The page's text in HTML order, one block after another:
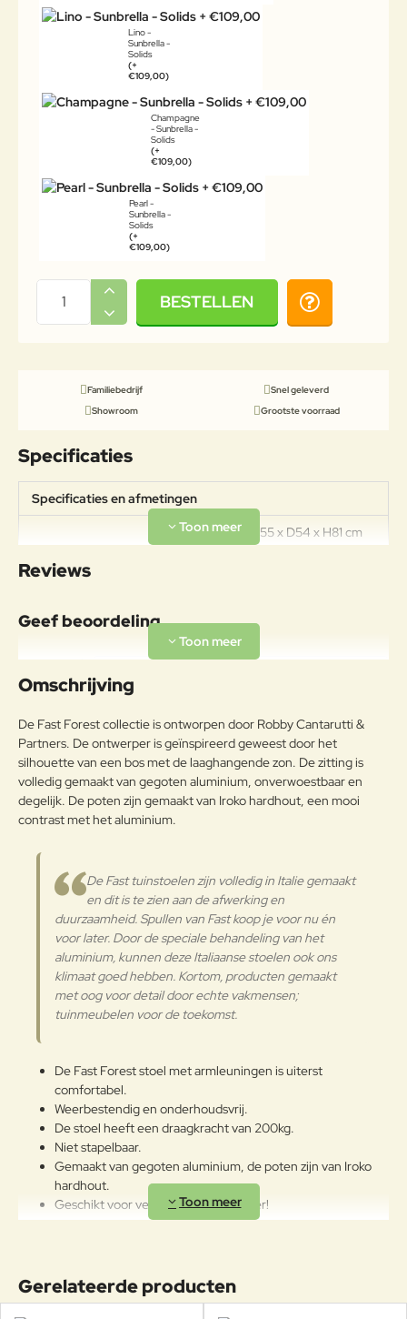
Lino -
Sunbrella -
Solids
(+
€109,00)
Champagne
- Sunbrella -
Solids
(+
€109,00)
Pearl -
Sunbrella -
Solids
(+
€109,00)
BESTELLEN
Familiebedrijf
Snel geleverd
Showroom
Grootste voorraad
Specificaties
Specificaties en afmetingen
Specificaties
Afmetingen: B55 x D54 x H81 cm
Reviews
Geef beoordeling
Uw naam:
g:
Note:HTML-code wordt niet vertaald!
Waarderin
Verder
Omschrijving
De Fast Forest collectie is ontworpen door Robby Cantarutti &
Partners. De ontwerper is geïnspireerd geweest door het
silhouette van een bos met de laaghangende zon. De zitting is
volledig gemaakt van gegoten aluminium, onverwoestbaar en
degelijk. De poten zijn gemaakt van Iroko hardhout, een mooi
contrast met het aluminium.
De Fast tuinstoelen zijn volledig in Italie gemaakt
en dit is te zien aan de afwerking en
duurzaamheid. Spullen van Fast koop je voor nu én
voor later. Door de speciale behandeling van het
aluminium, kunnen deze Italiaanse stoelen ook ons
klimaat goed hebben. Kortom, producten gemaakt
met oog voor detail door echte vakmensen;
tuinmeubelen voor de toekomst.
De Fast Forest stoel met armleuningen is uiterst
comfortabel.
Weerbestendig en onderhoudsvrij.
De stoel heeft een draagkracht van 200kg.
Niet stapelbaar.
Gemaakt van gegoten aluminium, de poten zijn van Iroko
hardhout.
Geschikt voor vele jaren buitenplezier!
bij Veurst, bijna alle kleuren staan in de Veurst
showroom! Kom langs en maak uw eigen te
Gerelateerde producten